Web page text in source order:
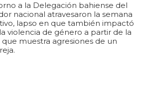
a la Delegación bahiense del
nacional atravesaron la semana
lapso en que también impactó
violencia de género a partir de la
muestra agresiones de un